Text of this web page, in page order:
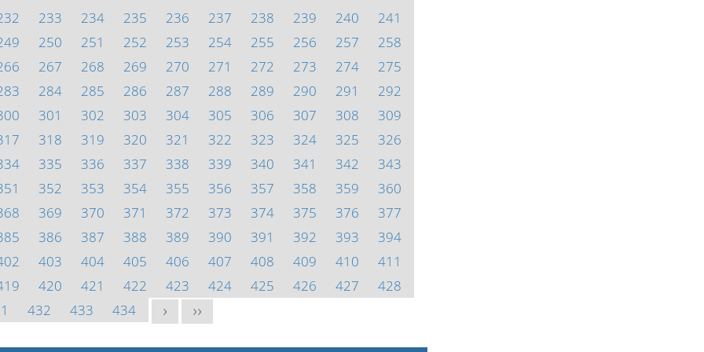
233 234 235 236 237 238 239 240
241
250 251 252 253 254 255 256 257
258
267 268 269 270 271 272 273 274
275
284 285 286 287 288 289 290 291
292
301 302 303 304 305 306 307 308
309
318 319 320 321 322 323 324 325
326
335 336 337 338 339 340 341 342
343
352 353 354 355 356 357 358 359
360
369 370 371 372 373 374 375 376
377
386 387 388 389 390 391 392 393
394
403 404 405 406 407 408 409 410
411
420 421 422 423 424 425 426 427
428
432 433 434 > >>